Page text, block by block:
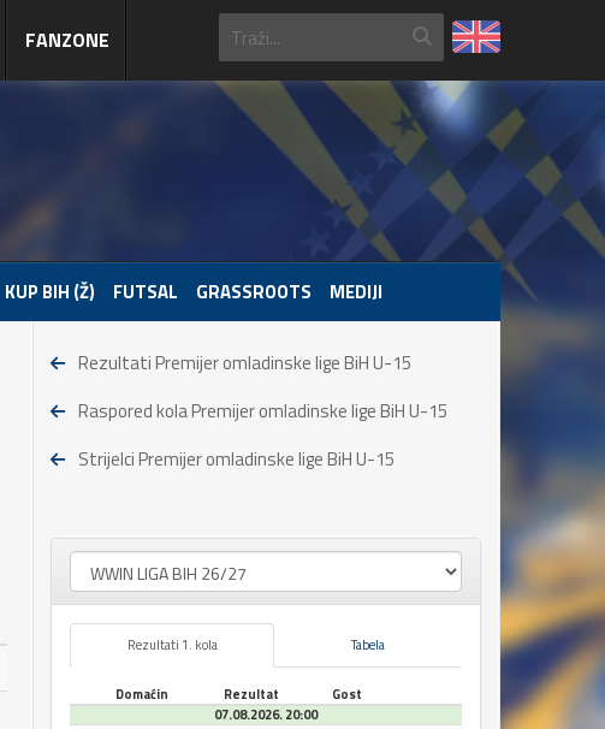
FANZONE
KUP BIH (Ž) FUTSAL GRASSROOTS MEDIJI
Rezultati Premijer omladinske lige BiH U-15
Raspored kola Premijer omladinske lige BiH U-15
Strijelci Premijer omladinske lige BiH U-15
Rezultati 1. kola Tabela
Domaćin Rezultat
Gost
07.08.2026. 20:00